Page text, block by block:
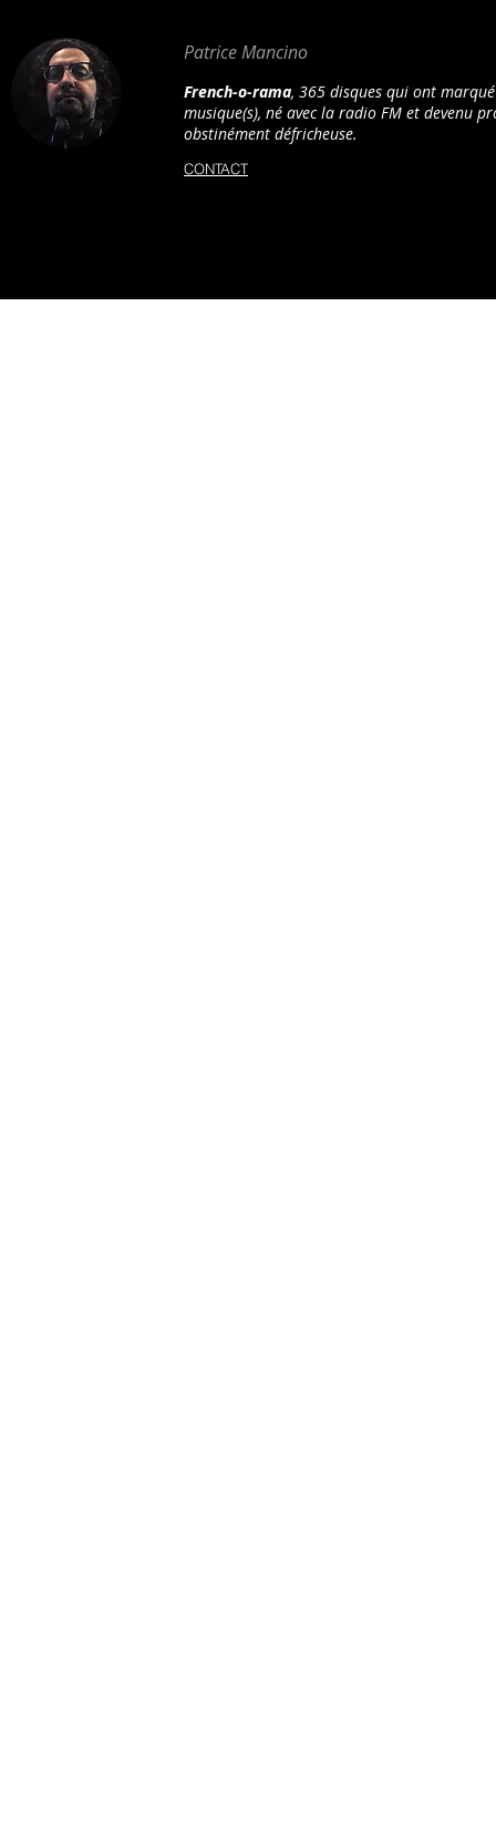
Patrice Mancino
French-o-rama, 365 disques qui ont
musique(s), né avec la radio FM et devenu
obstinément défricheuse.
CONTACT